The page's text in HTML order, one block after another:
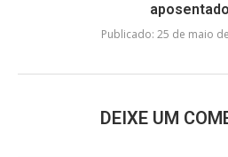
Publicado: 25 de maio
DEIXE UM